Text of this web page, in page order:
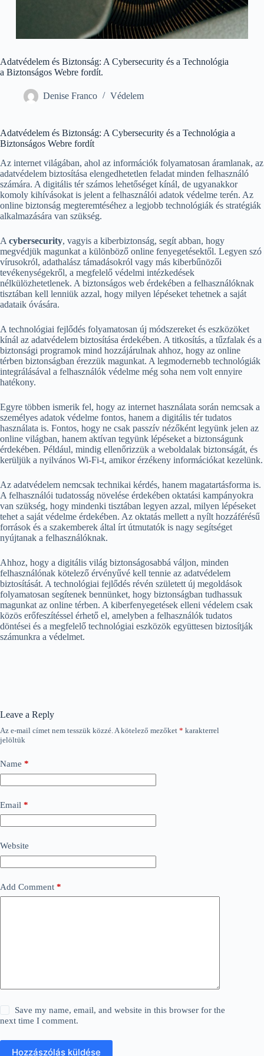
Adatvédelem és Biztonság: A Cybersecurity és a Technológia
a Biztonságos Webre fordít.
Denise Franco Védelem
Adatvédelem és Biztonság: A Cybersecurity és a Technológia a
Biztonságos Webre fordít
Az internet világában, ahol az információk folyamatosan áramlanak, az
adatvédelem biztosítása elengedhetetlen feladat minden felhasználó
számára. A digitális tér számos lehetőséget kínál, de ugyanakkor
komoly kihívásokat is jelent a felhasználói adatok védelme terén. Az
online biztonság megteremtéséhez a legjobb technológiák és stratégiák
alkalmazására van szükség.
A cybersecurity, vagyis a kiberbiztonság, segít abban, hogy
megvédjük magunkat a különböző online fenyegetésektől. Legyen szó
vírusokról, adathalász támadásokról vagy más kiberbűnözői
tevékenységekről, a megfelelő védelmi intézkedések
nélkülözhetetlenek. A biztonságos web érdekében a felhasználóknak
tisztában kell lenniük azzal, hogy milyen lépéseket tehetnek a saját
adataik óvására.
A technológiai fejlődés folyamatosan új módszereket és eszközöket
kínál az adatvédelem biztosítása érdekében. A titkosítás, a tűzfalak és a
biztonsági programok mind hozzájárulnak ahhoz, hogy az online
térben biztonságban érezzük magunkat. A legmodernebb technológiák
integrálásával a felhasználók védelme még soha nem volt ennyire
hatékony.
Egyre többen ismerik fel, hogy az internet használata során nemcsak a
személyes adatok védelme fontos, hanem a digitális tér tudatos
használata is. Fontos, hogy ne csak passzív nézőként legyünk jelen az
online világban, hanem aktívan tegyünk lépéseket a biztonságunk
érdekében. Például, mindig ellenőrizzük a weboldalak biztonságát, és
kerüljük a nyilvános Wi-Fi-t, amikor érzékeny információkat kezelünk.
Az adatvédelem nemcsak technikai kérdés, hanem magatartásforma is.
A felhasználói tudatosság növelése érdekében oktatási kampányokra
van szükség, hogy mindenki tisztában legyen azzal, milyen lépéseket
tehet a saját védelme érdekében. Az oktatás mellett a nyílt hozzáférésű
források és a szakemberek által írt útmutatók is nagy segítséget
nyújtanak a felhasználóknak.
Ahhoz, hogy a digitális világ biztonságosabbá váljon, minden
felhasználónak kötelező érvényűvé kell tennie az adatvédelem
biztosítását. A technológiai fejlődés révén született új megoldások
folyamatosan segítenek bennünket, hogy biztonságban tudhassuk
magunkat az online térben. A kiberfenyegetések elleni védelem csak
közös erőfeszítéssel érhető el, amelyben a felhasználók tudatos
döntései és a megfelelő technológiai eszközök együttesen biztosítják
számunkra a védelmet.
Leave a Reply
Az e-mail címet nem tesszük közzé.A kötelező mezőket * karakterrel
jelöltük
Name *
Email *
Website
Add Comment *
Save my name, email, and website in this browser for the
next time I comment.
Hozzászólás küldése